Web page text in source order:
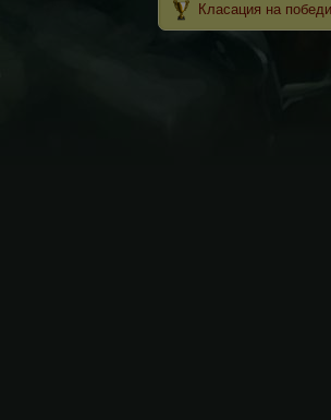
Класация на